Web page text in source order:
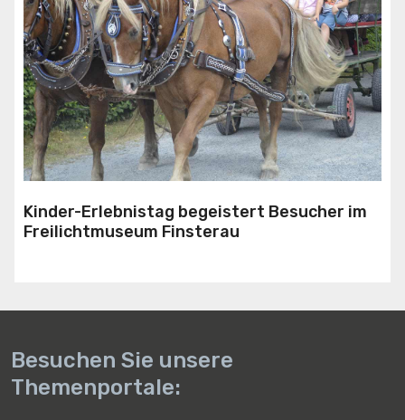
Kinder-Erlebnistag begeistert Besucher im
Freilichtmuseum Finsterau
Besuchen Sie unsere
Themenportale: